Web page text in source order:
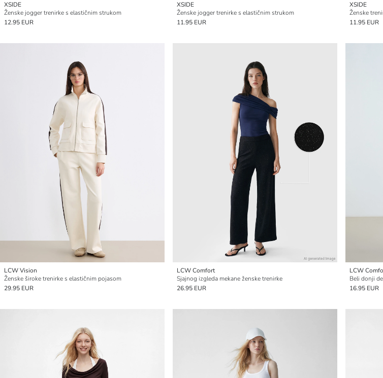
XSIDE
Ženske jogger trenirke s elastičnim strukom
12.95 EUR
XSIDE
Ženske jogger trenirke s elastičnim strukom
11.95 EUR
XSIDE
Ženske
11.95 EUR
LCW Vision
Ženske široke trenirke s elastičnim pojasom
29.95 EUR
LCW Comfort
Sjajnog izgleda mekane ženske trenirke
26.95 EUR
LCW
16.95 EUR